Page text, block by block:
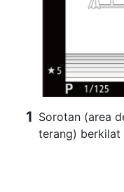
Sorotan (area
terang) berkilat